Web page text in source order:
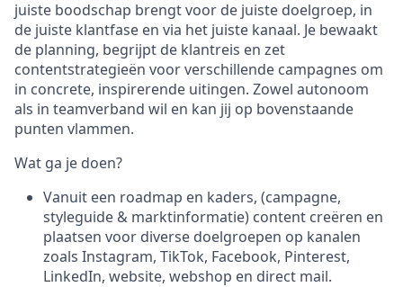
juiste boodschap brengt voor de juiste doelgroep, in
de juiste klantfase en via het juiste kanaal. Je bewaakt
de planning, begrijpt de klantreis en zet
contentstrategieën voor verschillende campagnes om
in concrete, inspirerende uitingen. Zowel autonoom
als in teamverband wil en kan jij op bovenstaande
punten vlammen.
Wat ga je doen?
Vanuit een roadmap en kaders, (campagne,
styleguide & marktinformatie) content creëren en
plaatsen voor diverse doelgroepen op kanalen
zoals Instagram, TikTok, Facebook, Pinterest,
LinkedIn, website, webshop en direct mail.